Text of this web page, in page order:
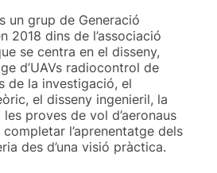
un grup de Generació
2018 dins de l’associació
se centra en el disseny,
d’UAVs radiocontrol de
de la investigació, el
el disseny ingenieril, la
proves de vol d’aeronaus
l’aprenentatge dels
des d’una visió pràctica.